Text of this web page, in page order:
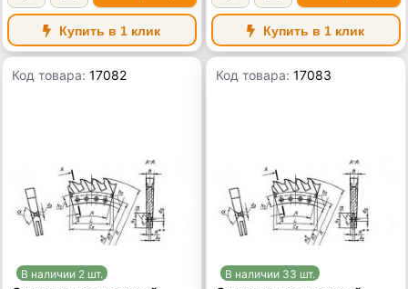
Купить в 1 клик Купить в 1 клик
Код товара:17082
В наличии 2 шт.
Код товара:17083
В наличии 33 шт.